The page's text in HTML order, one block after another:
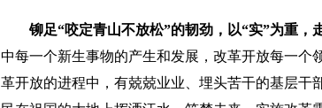
铆足“咬定青山不放松”的韧劲，以“实”为重，
中每一个新生事物的产生和发展，改革开放每一
革开放的进程中，有兢兢业业、埋头苦干的基层